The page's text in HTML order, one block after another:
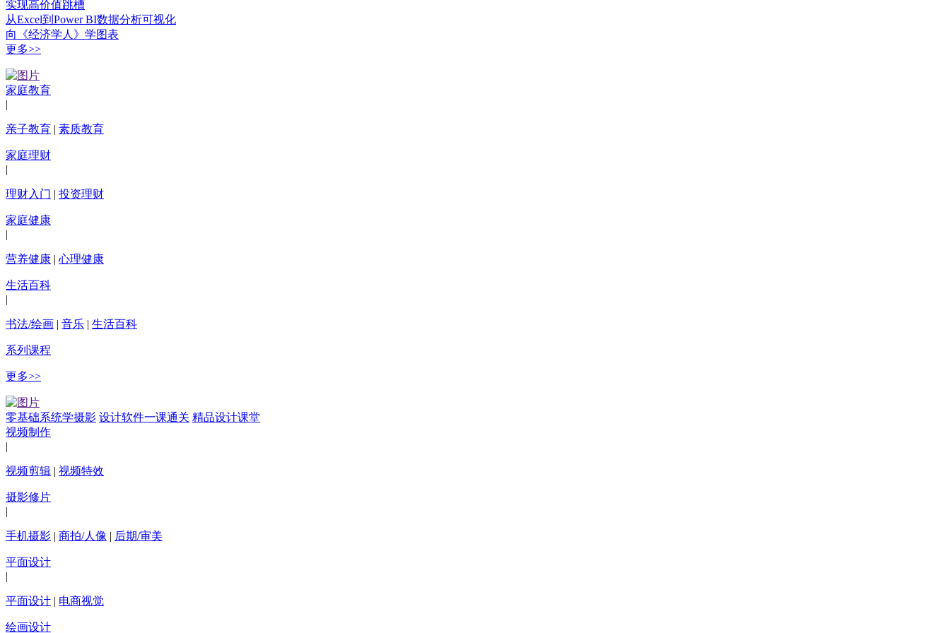
实现高价值跳槽
从Excel到Power BI数据分析可视化
向《经济学人》学图表
更多>>
家庭教育
|
亲子教育 | 素质教育
家庭理财
|
理财入门 | 投资理财
家庭健康
|
营养健康 | 心理健康
生活百科
|
书法/绘画 | 音乐 | 生活百科
系列课程
更多>>
零基础系统学摄影 设计软件一课通关 精品设计课堂
视频制作
|
视频剪辑 | 视频特效
摄影修片
|
手机摄影 | 商拍/人像 | 后期/审美
平面设计
|
平面设计 | 电商视觉
绘画设计